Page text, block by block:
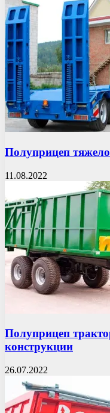
Полуприцеп
11.08.2022
Полуприцеп
конструкции
26.07.2022